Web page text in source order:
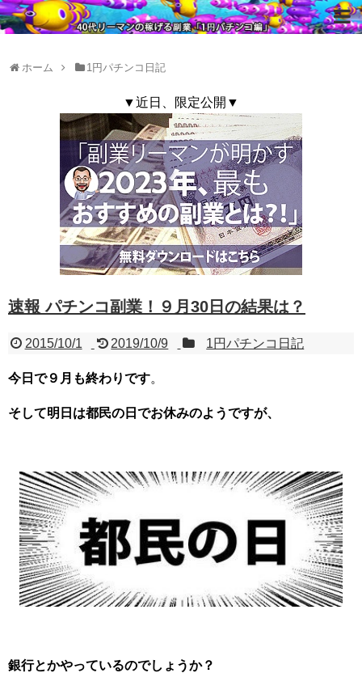
ホーム 1円パチンコ日記
▼近日、限定公開▼
速報 パチンコ副業！９月30日の結果は？
2015/10/1 2019/10/9 1円パチンコ日記
今日で９月も終わりです。
そして明日は都民の日でお休みのようですが、
銀行とかやっているのでしょうか？